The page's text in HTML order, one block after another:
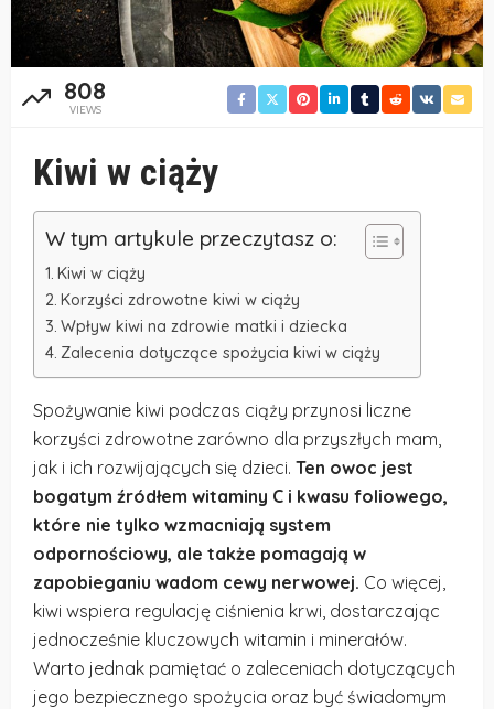
808
VIEWS
Kiwi w ciąży
W tym artykule przeczytasz o:
Kiwi w ciąży
Korzyści zdrowotne kiwi w ciąży
Wpływ kiwi na zdrowie matki i dziecka
Zalecenia dotyczące spożycia kiwi w ciąży
Spożywanie kiwi podczas ciąży przynosi liczne
korzyści zdrowotne zarówno dla przyszłych mam,
jak i ich rozwijających się dzieci. Ten owoc jest
bogatym źródłem witaminy C i kwasu foliowego,
które nie tylko wzmacniają system
odpornościowy, ale także pomagają w
zapobieganiu wadom cewy nerwowej. Co więcej,
kiwi wspiera regulację ciśnienia krwi, dostarczając
jednocześnie kluczowych witamin i minerałów.
Warto jednak pamiętać o zaleceniach dotyczących
jego bezpiecznego spożycia oraz być świadomym